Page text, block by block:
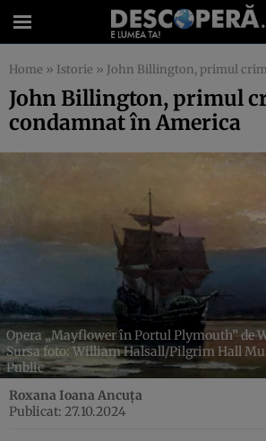
Home » Istorie » John Billington, primul
John Billington, primul
condamnat în America
Opera „Mayflower în Portul Plymouth” de
Sursa foto: William Halsall/Pilgrim Hall
Public
Roxana Ioana Ancuța
Publicat: 27.10.2024